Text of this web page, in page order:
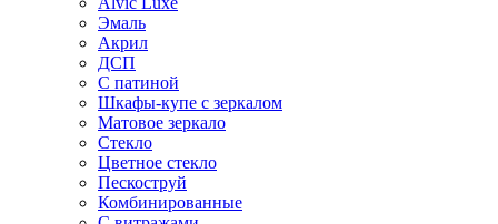
Эмаль
Акрил
ДСП
С патиной
Шкафы-купе с зеркалом
Матовое зеркало
Стекло
Цветное стекло
Пескоструй
Комбинированные